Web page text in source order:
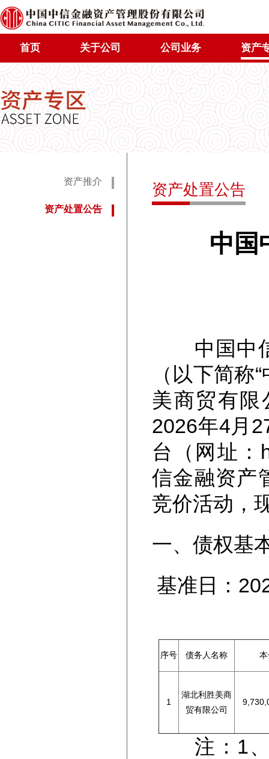
首页 关于公司 公司业务 资产
资产推介
资产处置公告
资产处置公告
中国
中国中信
（以下简称
美商贸有限
2026年4月
台（网址：
信金融资产
竞价活动，
一、债权基
基准
序号 债务人名称
1
湖北利胜美商
贸有限公司
注：1、